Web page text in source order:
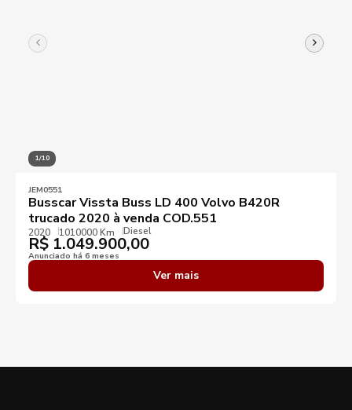
1/10
JEM0551
Busscar Vissta Buss LD 400 Volvo B420R
trucado 2020 à venda COD.551
2020 1010000 Km Diesel
R$ 1.049.900,00
Anunciado há 6 meses
Ver mais